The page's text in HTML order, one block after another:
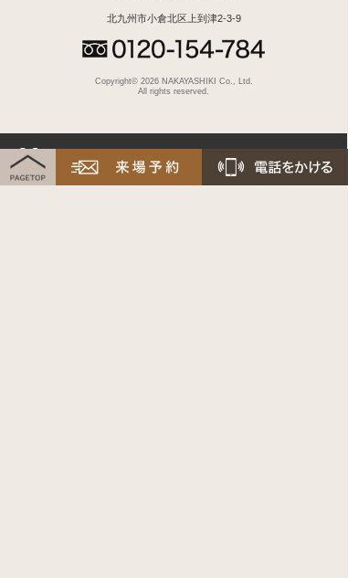
北九州市小倉北区上到津2-3-9
Copyright© 2026 NAKAYASHIKI Co., Ltd.
All rights reserved.